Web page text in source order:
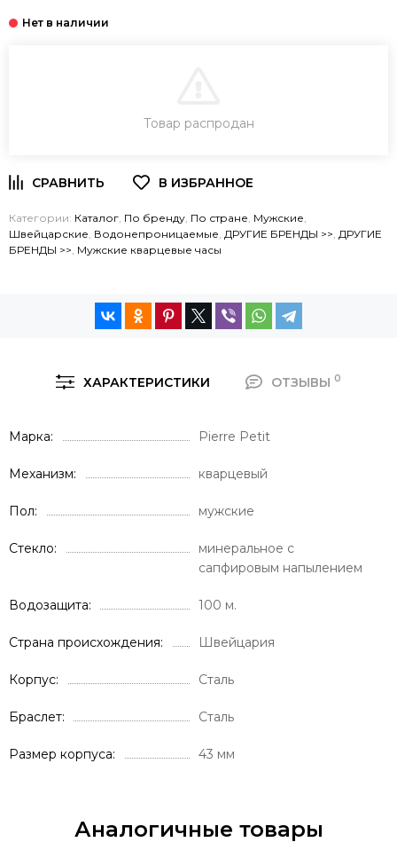
ЗАКАЗ В ОДИН КЛИК
Товар распродан
Категории: Каталог По бренду По стране Мужские
Швейцарские Водонепроницаемые ДРУГИЕ БРЕНДЫ >> ДРУГИЕ
БРЕНДЫ >> Мужские кварцевые часы
ХАРАКТЕРИСТИКИ ОТЗЫВЫ 0
Марка Pierre Petit
Механизм кварцевый
Пол мужские
Стекло
минеральное с
сапфировым напылением
Водозащита 100 м.
Страна происхождения Швейцария
Корпус Сталь
Браслет Сталь
Размер корпуса 43 мм
Аналогичные товары